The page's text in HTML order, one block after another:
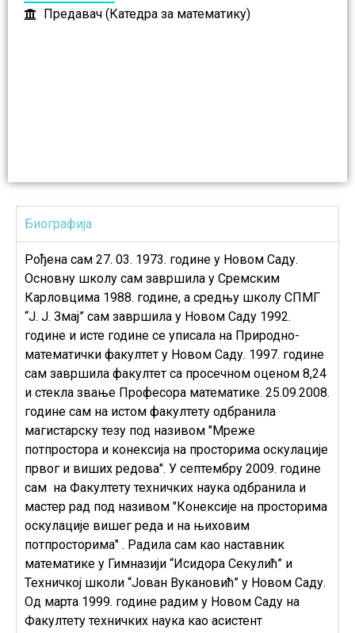
Предавач (Катедра за математику)
Биографија
Рођена сам 27. 03. 1973. године у Новом Саду.
Основну школу сам завршила у Сремским
Карловцима 1988. године, а средњу школу СПМГ
“Ј. Ј. Змај” сам завршила у Новом Саду 1992.
године и исте године се уписала на Природно-
математички факултет у Новом Саду. 1997. године
сам завршила факултет са просечном оценом 8,24
и стекла звање Професора математике. 25.09.2008.
године сам на истом факултету одбранила
магистарску тезу под називом "Мреже
потпростора и конексија на просторима оскулације
првог и виших редова". У септембру 2009. године
сам на Факултету техничких наука одбранила и
мастер рад под називом "Конексије на просторима
оскулације вишег реда и на њиховим
потпросторима" . Радила сам као наставник
математике у Гимназији “Исидора Секулић” и
Техничкој школи “Јован Вукановић” у Новом Саду.
Од марта 1999. године радим у Новом Саду на
Факултету техничких наука као асистент